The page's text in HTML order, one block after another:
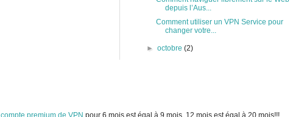
depuis l’Aus...
Comment utiliser un VPN Service pour
changer votre...
►octobre(2)
compte premium de VPN pour 6 mois est égal à 9 mois, 12 mois est égal à 20 mois!!!